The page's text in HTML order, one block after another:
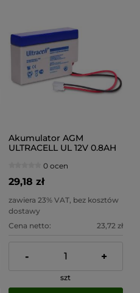
Akumulator AGM
ULTRACELL UL 12V 0.8AH
0 ocen
29,18 zł
zawiera 23% VAT, bez kosztów
dostawy
Cena netto:
23,72 zł
- +
szt